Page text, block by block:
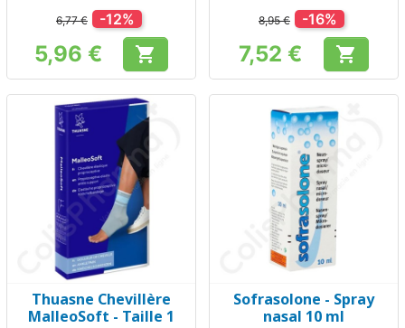
6,77 € -12%
Prix
5,96 € 
8,95 € -16%
Prix
7,52 € 
Thuasne Chevillère
MalleoSoft - Taille 1
Sofrasolone - Spray
nasal 10 ml